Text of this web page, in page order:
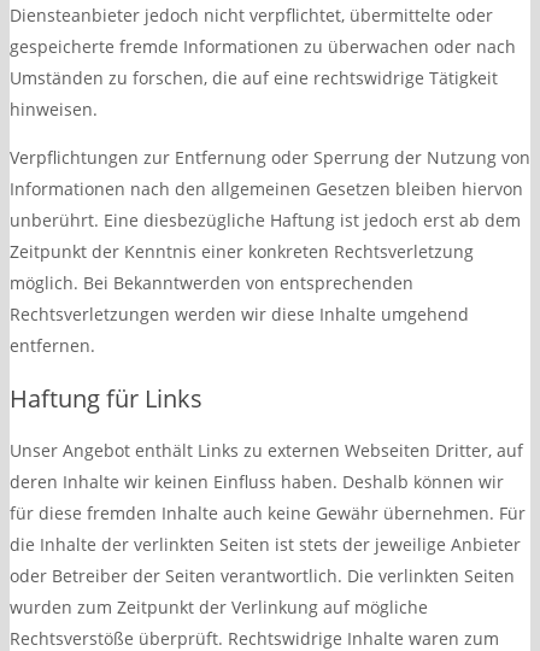
Diensteanbieter jedoch nicht verpflichtet, übermittelte oder
gespeicherte fremde Informationen zu überwachen oder nach
Umständen zu forschen, die auf eine rechtswidrige Tätigkeit
hinweisen.
Verpflichtungen zur Entfernung oder Sperrung der Nutzung von
Informationen nach den allgemeinen Gesetzen bleiben hiervon
unberührt. Eine diesbezügliche Haftung ist jedoch erst ab dem
Zeitpunkt der Kenntnis einer konkreten Rechtsverletzung
möglich. Bei Bekanntwerden von entsprechenden
Rechtsverletzungen werden wir diese Inhalte umgehend
entfernen.
Haftung für Links
Unser Angebot enthält Links zu externen Webseiten Dritter, auf
deren Inhalte wir keinen Einfluss haben. Deshalb können wir
für diese fremden Inhalte auch keine Gewähr übernehmen. Für
die Inhalte der verlinkten Seiten ist stets der jeweilige Anbieter
oder Betreiber der Seiten verantwortlich. Die verlinkten Seiten
wurden zum Zeitpunkt der Verlinkung auf mögliche
Rechtsverstöße überprüft. Rechtswidrige Inhalte waren zum